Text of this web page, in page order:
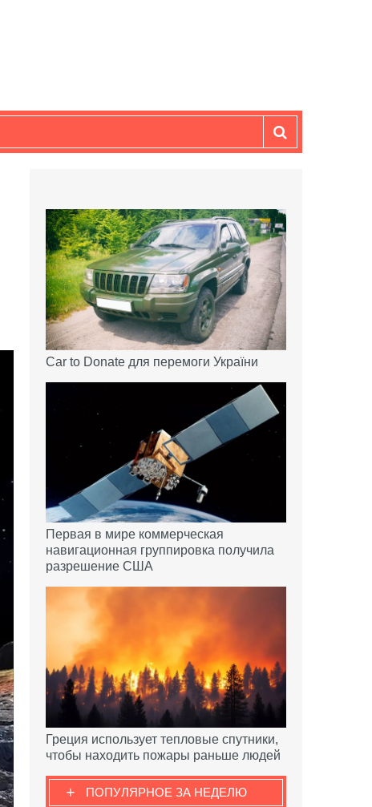
Car to Donate для перемоги України
Первая в мире коммерческая
навигационная группировка получила
разрешение США
Греция использует тепловые спутники,
чтобы находить пожары раньше людей
ПОПУЛЯРНОЕ ЗА НЕДЕЛЮ
+